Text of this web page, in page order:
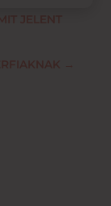
JELENT